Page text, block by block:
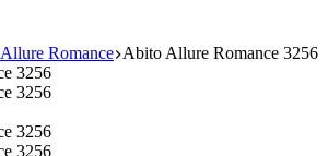
Allure Romance Abito Allure Romance 3256